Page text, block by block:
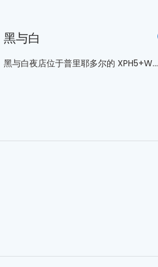
黑与白
黑与白夜店位于普里耶多尔的 XPH5+W...